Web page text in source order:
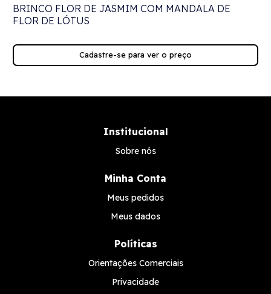
BRINCO FLOR DE JASMIM COM MANDALA DE
FLOR DE LÓTUS
Cadastre-se para ver o preço
Institucional
Sobre nós
Minha Conta
Meus pedidos
Meus dados
Políticas
Orientações Comerciais
Privacidade